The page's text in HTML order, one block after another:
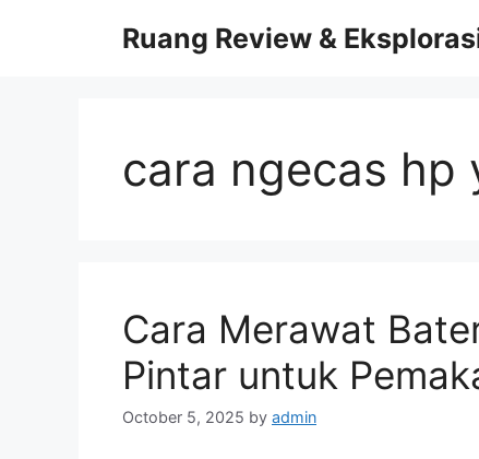
Ruang Review &
cara ngecas hp
Cara Merawat
Pintar untuk
October 5, 2025 by admin